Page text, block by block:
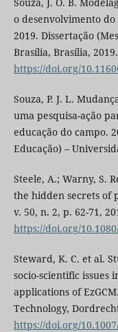
o desenvolvimento
2019. Dissertação
Brasília, Brasília,
https://doi.org/
Souza, P. J. L.
uma pesquisa-ação
educação do campo.
Educação) –
Steele, A.; Warny, S.
the hidden secrets of
v. 50, n. 2, p. 62-71,
https://doi.org/
Steward, K. C. et al.
socio-scientific issues
applications of
Technology,
https://doi.org/